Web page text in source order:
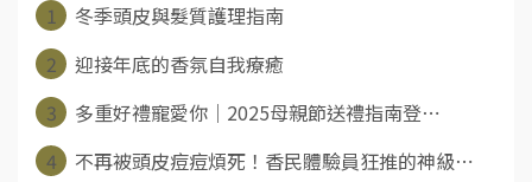
1
冬季頭皮與髮質護理指南
2
迎接年底的香氛自我療癒
3
多重好禮寵愛你｜2025母親節送禮指南登⋯
4
不再被頭皮痘痘煩死！香民體驗員狂推的神級⋯